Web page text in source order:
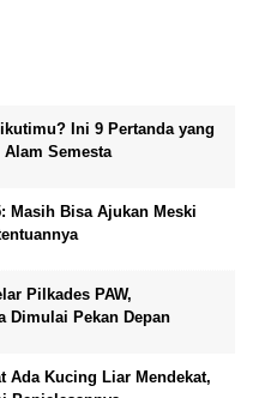
Ini 9 Pertanda yang
Semesta
Masih Bisa Ajukan Meski
Pilkades PAW,
Dimulai Pekan Depan
Ada Kucing Liar Mendekat,